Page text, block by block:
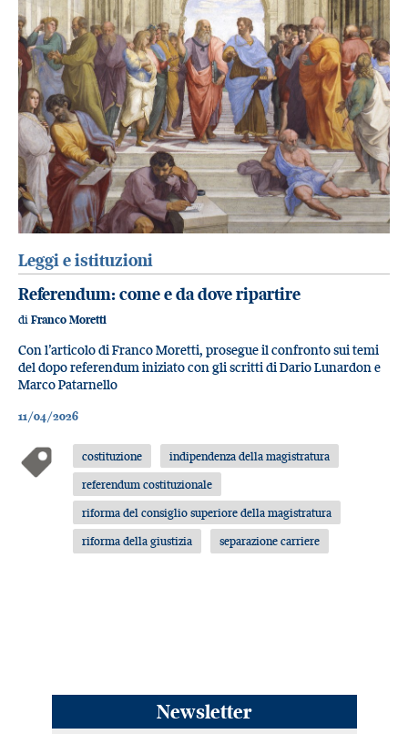
Leggi e istituzioni
Referendum: come e da dove ripartire
di Franco Moretti
Con l’articolo di Franco Moretti, prosegue il confronto sui temi
del dopo referendum iniziato con gli scritti di Dario Lunardon e
Marco Patarnello
11/04/2026
costituzione
indipendenza della magistratura
referendum costituzionale
riforma del consiglio superiore della magistratura
riforma della giustizia
separazione carriere
Newsletter